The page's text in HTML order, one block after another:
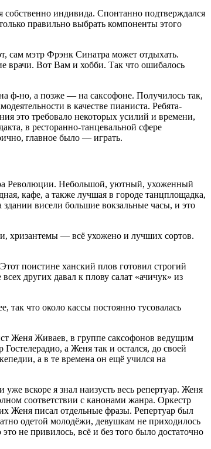
собственно индивида. Спонтанно подтверждался
правильно выбрать компоненты этого
сам мэтр Фрэнк Синатра может отдыхать.
врачи. Вот Вам и хобби. Так что ошибалось
ф-но, а позже — на саксофоне. Получилось так,
в качестве пианиста. Ребята-
это требовало некоторых усилий и времени,
в ресторанно-танцевальной сфере
главное было — играть.
Революции. Небольшой, уютный, ухоженный
кафе, а также лучшая в городе танцплощадка,
висели большие вокзальные часы, и это
хризантемы — всё ухожено и лучших сортов.
поистине ханский плов готовил строгий
других давал к плову салат «ачичук» из
так что около кассы постоянно тусовалась
Женя Живаев, в группе саксофонов ведущим
а Женя так и остался, до своей
а в те времена он ещё учился на
вскоре я знал наизусть весь репертуар. Женя
соответствии с канонами жанра. Оркестр
Женя писал отдельные фразы. Репертуар был
одетой молодёжи, девушкам не приходилось
не привилось, всё и без того было достаточно